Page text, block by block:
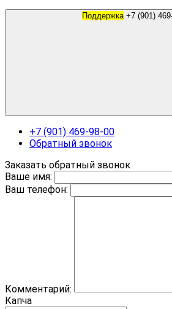
Поддержка
+7 (901) 469-98-00
Обратный звонок
Заказать обратный звонок
Ваше имя:
Ваш телефон:
Комментарий:
Капча